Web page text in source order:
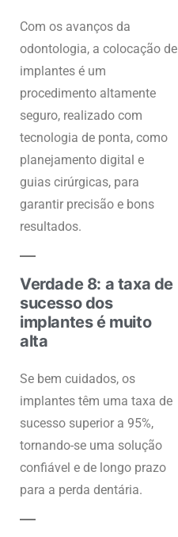
Com os avanços da
odontologia, a colocação de
implantes é um
procedimento altamente
seguro, realizado com
tecnologia de ponta, como
planejamento digital e
guias cirúrgicas, para
garantir precisão e bons
resultados.
Verdade 8: a taxa de
sucesso dos
implantes é muito
alta
Se bem cuidados, os
implantes têm uma taxa de
sucesso superior a 95%,
tornando-se uma solução
confiável e de longo prazo
para a perda dentária.